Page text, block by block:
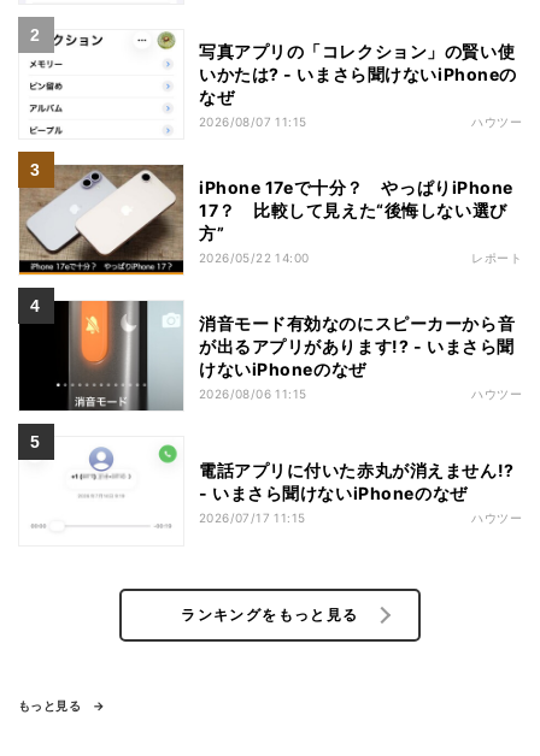
写真アプリの「コレクション」の賢い使
いかたは? - いまさら聞けないiPhoneの
なぜ
2026/08/07 11:15 ハウツー
iPhone 17eで十分？ やっぱりiPhone
17？ 比較して見えた“後悔しない選び
方”
2026/05/22 14:00 レポート
消音モード有効なのにスピーカーから音
が出るアプリがあります!? - いまさら聞
けないiPhoneのなぜ
2026/08/06 11:15 ハウツー
電話アプリに付いた赤丸が消えません!?
- いまさら聞けないiPhoneのなぜ
2026/07/17 11:15 ハウツー
ランキングをもっと見る
もっと見る